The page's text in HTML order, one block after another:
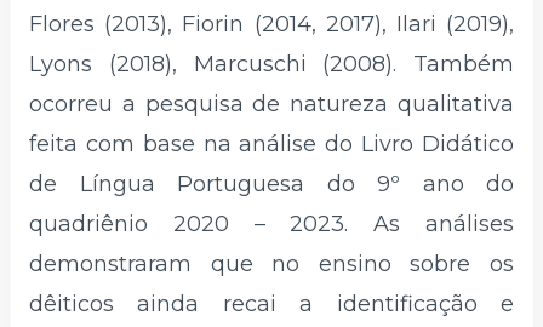
Flores (2013), Fiorin (2014, 2017), Ilari (2019),
Lyons (2018), Marcuschi (2008). Também
ocorreu a pesquisa de natureza qualitativa
feita com base na análise do Livro Didático
de Língua Portuguesa do 9º ano do
quadriênio 2020 – 2023. As análises
demonstraram que no ensino sobre os
dêiticos ainda recai a identificação e